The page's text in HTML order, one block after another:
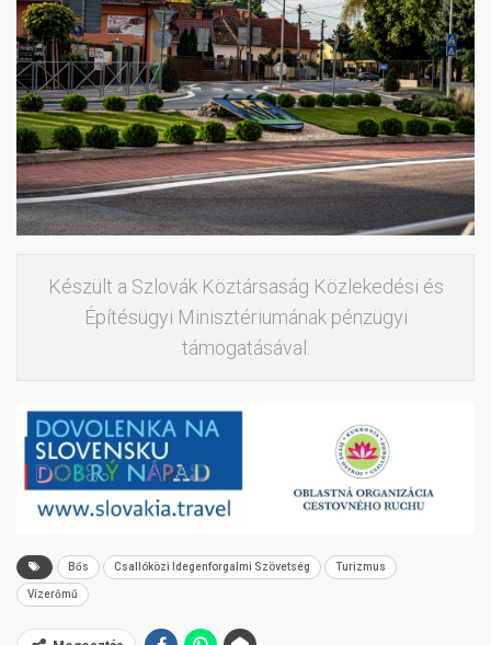
Készült a Szlovák Köztársaság Közlekedési és
Építésügyi Minisztériumának pénzügyi
támogatásával.
Bős Csallóközi Idegenforgalmi Szövetség Turizmus
Vízerőmű